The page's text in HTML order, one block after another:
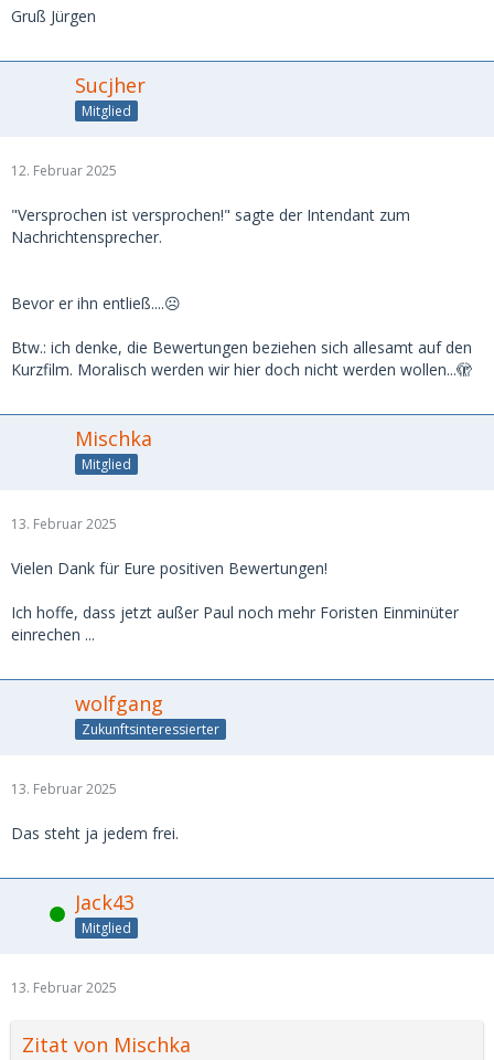
Gruß Jürgen
Sucjher
Mitglied
12. Februar 2025
"Versprochen ist versprochen!" sagte der Intendant zum
Nachrichtensprecher.
Bevor er ihn entließ....☹️
Btw.: ich denke, die Bewertungen beziehen sich allesamt auf den
Kurzfilm. Moralisch werden wir hier doch nicht werden wollen...🫣
Mischka
Mitglied
13. Februar 2025
Vielen Dank für Eure positiven Bewertungen!
Ich hoffe, dass jetzt außer Paul noch mehr Foristen Einminüter
einrechen ...
wolfgang
Zukunftsinteressierter
13. Februar 2025
Das steht ja jedem frei.
Online Jack43
Mitglied
13. Februar 2025
Zitat von Mischka